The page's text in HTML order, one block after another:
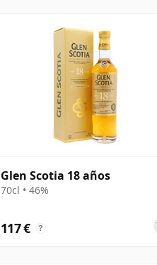
Glen Scotia 18 años
70cl • 46%
117 € ?